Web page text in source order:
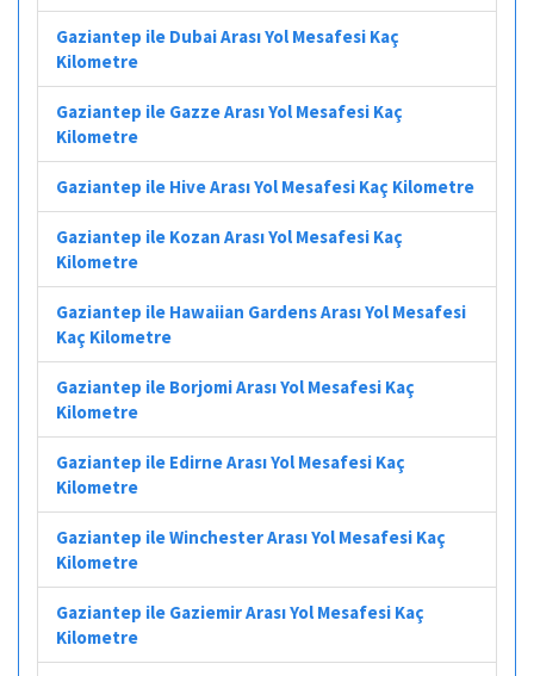
Gaziantep ile Dubai Arası Yol Mesafesi Kaç
Kilometre
Gaziantep ile Gazze Arası Yol Mesafesi Kaç
Kilometre
Gaziantep ile Hive Arası Yol Mesafesi Kaç Kilometre
Gaziantep ile Kozan Arası Yol Mesafesi Kaç
Kilometre
Gaziantep ile Hawaiian Gardens Arası Yol Mesafesi
Kaç Kilometre
Gaziantep ile Borjomi Arası Yol Mesafesi Kaç
Kilometre
Gaziantep ile Edirne Arası Yol Mesafesi Kaç
Kilometre
Gaziantep ile Winchester Arası Yol Mesafesi Kaç
Kilometre
Gaziantep ile Gaziemir Arası Yol Mesafesi Kaç
Kilometre